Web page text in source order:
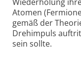
Atomen
gemäß der
Drehimpuls
sein sollte.